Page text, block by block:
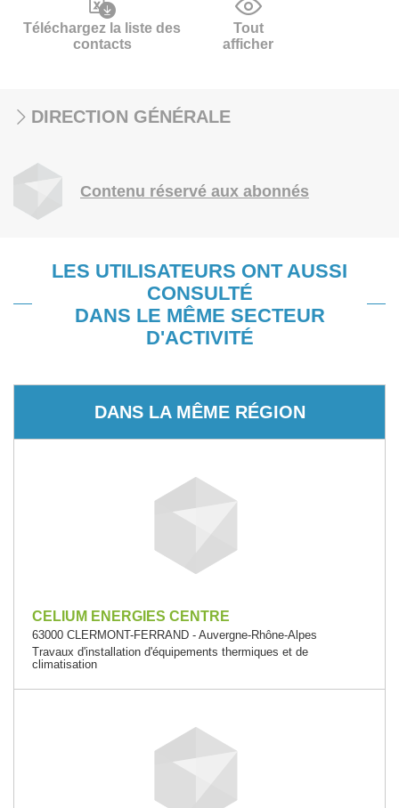
Téléchargez la liste des
contacts
Tout
afficher
DIRECTION GÉNÉRALE
Contenu réservé aux abonnés
LES UTILISATEURS ONT AUSSI
CONSULTÉ
DANS LE MÊME SECTEUR
D'ACTIVITÉ
DANS LA MÊME RÉGION
CELIUM ENERGIES CENTRE
63000 CLERMONT-FERRAND - Auvergne-Rhône-Alpes
Travaux d'installation d'équipements thermiques et de
climatisation